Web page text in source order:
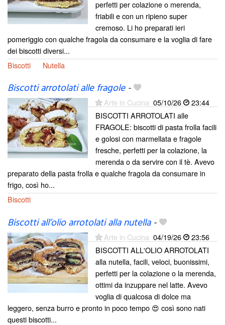
perfetti per colazione o merenda,
friabili e con un ripieno super
cremoso. Li ho preparati ieri
pomeriggio con qualche fragola da consumare e la voglia di fare
dei biscotti diversi...
Biscotti
Nutella
Biscotti arrotolati alle fragole-
Arte in Cucina 05/10/26
23:44
BISCOTTI ARROTOLATI alle
FRAGOLE: biscotti di pasta frolla facili
e golosi con marmellata e fragole
fresche, perfetti per la colazione, la
merenda o da servire con il tè. Avevo
preparato della pasta frolla e qualche fragola da consumare in
frigo, così ho...
Biscotti
Biscotti all’olio arrotolati alla nutella-
Arte in Cucina 04/19/26
23:56
BISCOTTI ALL'OLIO ARROTOLATI
alla nutella, facili, veloci, buonissimi,
perfetti per la colazione o la merenda,
ottimi da inzuppare nel latte. Avevo
voglia di qualcosa di dolce ma
leggero, senza burro e pronto in poco tempo 😍 così sono nati
questi biscotti...